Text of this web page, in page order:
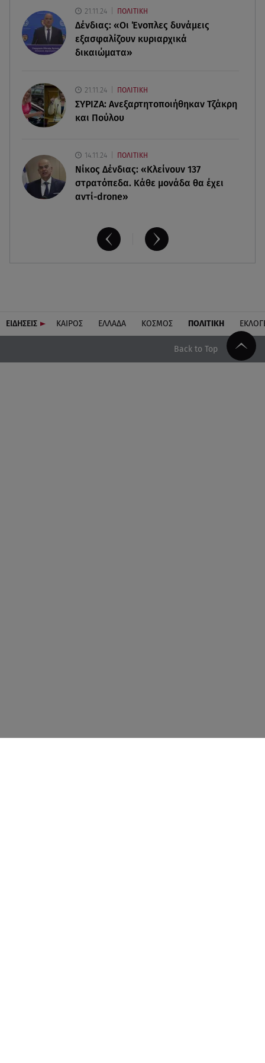
06.08.26 , 14:00
3 ασκήσεις για γλουτούς στο σπίτι – Ιδανικές για
αρχάριες & χωρίς εξοπλισμό
Ρέβη - Τότσικας: Με τα 11χρονα παιδιά τους στο
σπίτι τους στην Τήνο
21.11.24 ΠΟΛΙΤΙΚΗ
Δένδιας: «Οι Ένοπλες δυνάμεις
εξασφαλίζουν κυριαρχικά
δικαιώματα»
21.11.24 ΠΟΛΙΤΙΚΗ
ΣΥΡΙΖΑ: Ανεξαρτητοποιήθηκαν Τζάκρη
και Πούλου
14.11.24 ΠΟΛΙΤΙΚΗ
Νίκος Δένδιας: «Κλείνουν 137
στρατόπεδα. Kάθε μονάδα θα έχει
αντί-drone»
ΕΙΔΗΣΕΙΣ ΚΑΙΡΟΣ ΕΛΛΑΔΑ ΚΟΣΜΟΣ ΠΟΛΙΤΙΚΗ
Back to Top